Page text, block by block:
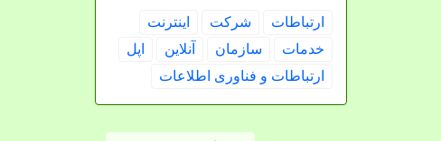
ارتباطات شركت
اینترنت
خدمات
سازمان آنلاین
اپل
ارتباطات و فناوری اطلاعات